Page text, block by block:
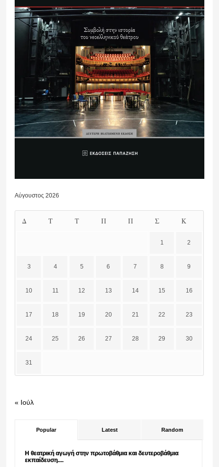
Αύγουστος 2026
Δ Τ Τ Π Π Σ Κ
1 2
3 4 5 6 7 8 9
10 11 12 13 14 15 16
17 18 19 20 21 22 23
24 25 26 27 28 29 30
31
« Ιούλ
Popular Latest Random
Η θεατρική αγωγή στην πρωτοβάθμια και δευτεροβάθμια
εκπαίδευση....